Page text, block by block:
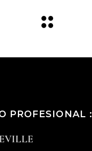
PROFESIONAL :